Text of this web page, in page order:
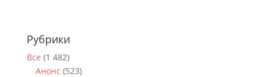
Рубрики
Все (1 482)
Анонс (523)